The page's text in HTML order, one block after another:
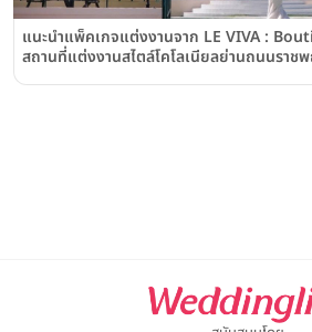
แนะนำแพ็คเกจแต่งงานจาก LE VIVA :
สถานที่แต่งงานสไตล์โคโลเนียลย่านถนนราช